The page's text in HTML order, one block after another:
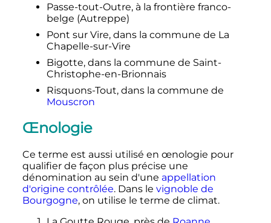
Passe-tout-Outre, à la frontière franco-
belge (Autreppe)
Pont sur Vire, dans la commune de La
Chapelle-sur-Vire
Bigotte, dans la commune de Saint-
Christophe-en-Brionnais
Risquons-Tout, dans la commune de
Mouscron
Œnologie
Ce terme est aussi utilisé en œnologie pour
qualifier de façon plus précise une
dénomination au sein d'une appellation
d'origine contrôlée. Dans le vignoble de
Bourgogne, on utilise le terme de climat.